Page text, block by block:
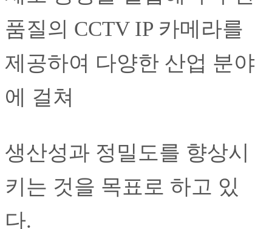
품질의 CCTV IP 카메라를
제공하여 다양한 산업 분야
에 걸쳐
생산성과 정밀도를 향상시
키는 것을 목표로 하고 있
다.